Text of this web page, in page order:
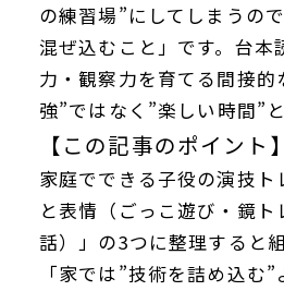
の練習場”にしてしまうの
混ぜ込むこと」です。台
力・観察力を育てる間接
強”ではなく”楽しい時間”
【この記事のポイント】
家庭でできる子役の演技
と表情（ごっこ遊び・鏡
話）」の3つに整理すると
「家では”技術を詰め込む